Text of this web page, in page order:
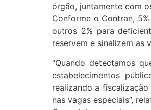
órgão, juntamente com
Conforme o Contran,
outros 2% para
reservem e sinalizem as
“Quando detectamos
estabelecimentos
realizando a
nas vagas especiais”,